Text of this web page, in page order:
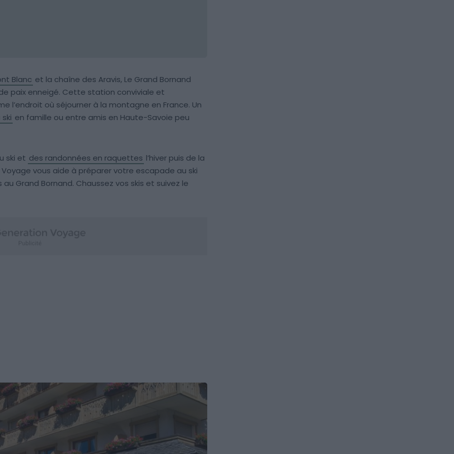
Blanc et la chaîne des Aravis, Le Grand Bornand
paix enneigé. Cette station conviviale et
l’endroit où séjourner à la montagne en France. Un
en famille ou entre amis en Haute-Savoie peu
ski et des randonnées en raquettes l’hiver puis de la
vous aide à préparer votre escapade au ski
Grand Bornand. Chaussez vos skis et suivez le